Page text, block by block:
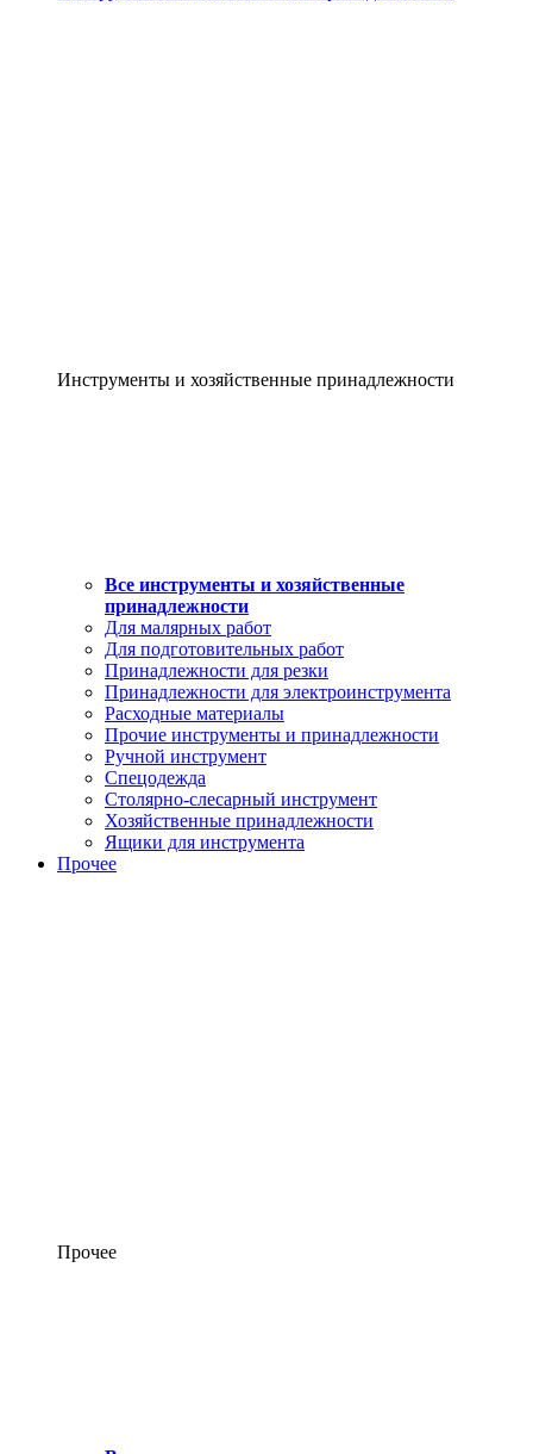
Инструменты и хозяйственные принадлежности
Все инструменты и хозяйственные
принадлежности
Для малярных работ
Для подготовительных работ
Принадлежности для резки
Принадлежности для электроинструмента
Расходные материалы
Прочие инструменты и принадлежности
Ручной инструмент
Спецодежда
Столярно-слесарный инструмент
Хозяйственные принадлежности
Ящики для инструмента
Прочее
Прочее